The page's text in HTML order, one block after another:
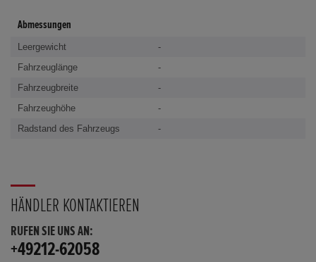
Abmessungen
Leergewicht
-
Fahrzeuglänge
-
Fahrzeugbreite
-
Fahrzeughöhe
-
Radstand des Fahrzeugs
-
HÄNDLER KONTAKTIEREN
RUFEN SIE UNS AN:
+49212-62058